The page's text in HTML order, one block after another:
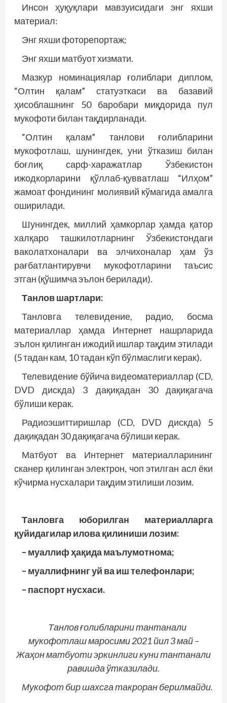
Инсон ҳуқуқлари мавзуисидаги энг яхши
материал:
Энг яхши фоторепортаж;
Энг яхши матбуот хизмати.
Мазкур номинациялар ғолиблари диплом,
“Олтин қалам” статуэткаси ва базавий
ҳисоблашнинг 50 баробари миқдорида пул
мукофоти билан тақдирланади.
“Олтин қалам” танлови ғолибларини
мукофотлаш, шунингдек, уни ўтказиш билан
боғлиқ сарф-харажатлар Ўзбекистон
ижодкорларини қўллаб-қувватлаш “Илҳом”
жамоат фондининг молиявий кўмагида амалга
оширилади.
Шунингдек, миллий ҳамкорлар ҳамда қатор
халқаро ташкилотларнинг Ўзбекис­тондаги
ваколатхоналари ва элчихоналар ҳам ўз
рағбатлантирувчи мукофотларини таъсис
этган (қўшимча эълон берилади).
Танлов шартлари:
Танловга телевидение, радио, босма
материаллар ҳамда Интернет нашрларида
эълон қилинган ижодий ишлар тақдим этилади
(5 тадан кам, 10 тадан кўп бўлмаслиги керак).
Телевидение бўйича видеоматериаллар (CD,
DVD дискда) 3 дақиқадан 30 дақиқагача
бўлиши керак.
Радиоэшиттиришлар (CD, DVD дискда) 5
дақиқадан 30 дақиқагача бўлиши керак.
Матбуот ва Интернет материалларининг
сканер қилинган электрон, чоп этилган асл ёки
кўчирма нусхалари тақдим этилиши лозим.
Танловга юборилган материалларга
қуйидагилар илова қилиниши лозим:
– муаллиф ҳақида маълумотнома;
– муаллифнинг уй ва иш телефонлари;
– паспорт нусхаси.
Танлов ғолибларини тантанали
мукофотлаш маросими 2021 йил 3 май –
Жаҳон матбуоти эркинлиги куни тантанали
равишда ўтказилади.
Мукофот бир шахсга такроран берилмайди.